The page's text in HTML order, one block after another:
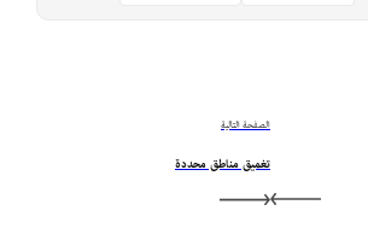
الصفحة التالية
تغميق مناطق محددة